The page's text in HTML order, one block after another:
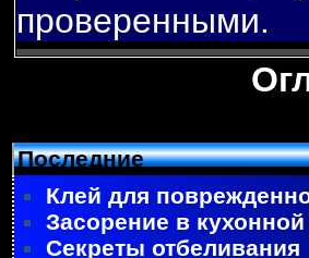
проверенными.
Последние
Клей для
Засорение в
Секреты отбеливания